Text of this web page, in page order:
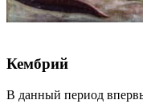
Кембрий
В данный период